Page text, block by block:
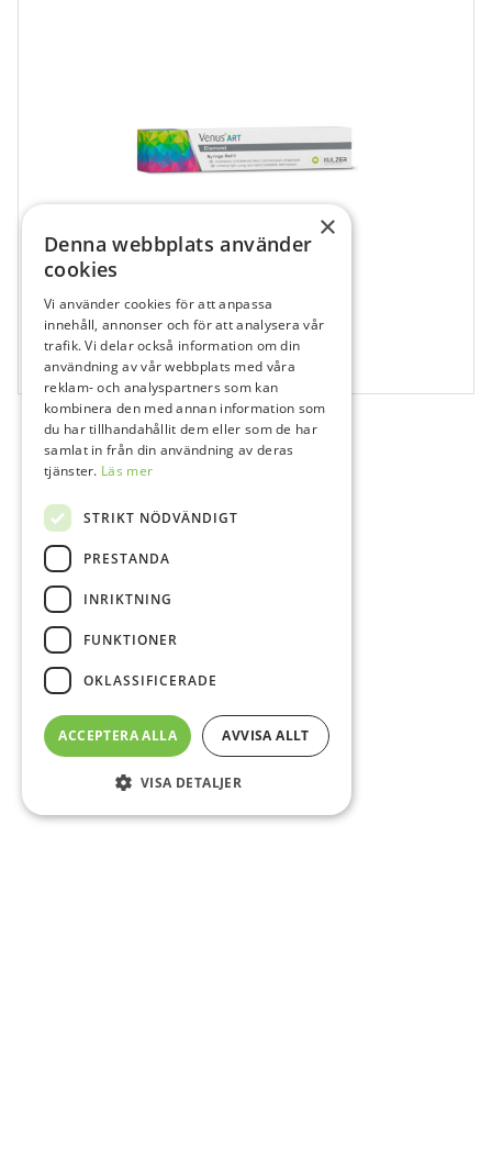
681067
Venus Diamond Art, ODC, Spruta
1x4 g
×
Denna webbplats använder
cookies
Vi använder cookies för att anpassa
innehåll, annonser och för att analysera vår
trafik. Vi delar också information om din
användning av vår webbplats med våra
reklam- och analyspartners som kan
kombinera den med annan information som
du har tillhandahållit dem eller som de har
samlat in från din användning av deras
tjänster. Läs mer
STRIKT NÖDVÄNDIGT
PRESTANDA
INRIKTNING
FUNKTIONER
OKLASSIFICERADE
ACCEPTERA ALLA AVVISA ALLT
VISA DETALJER